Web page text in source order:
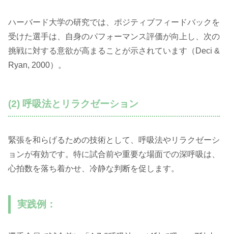
ハーバード大学の研究では、ポジティブフィードバックを
受けた選手は、自身のパフォーマンス評価が向上し、次の
挑戦に対する意欲が高まることが示されています（Deci &
Ryan, 2000）。
(2) 呼吸法とリラクゼーション
緊張を和らげるための技術として、呼吸法やリラクゼーシ
ョンが有効です。特に試合前や重要な場面での深呼吸は、
心拍数を落ち着かせ、冷静な判断を促します。
実践例：